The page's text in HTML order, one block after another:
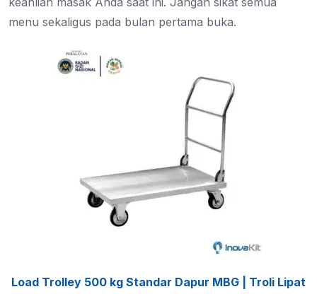
menu sekaligus pada bulan pertama buka.
Load Trolley 500 kg Standar Dapur MBG | Troli Lipat